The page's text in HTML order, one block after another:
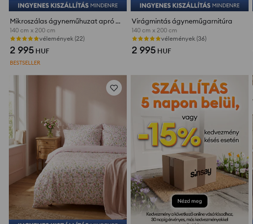
Mikroszálas ágyneműhuzat apró növényi mintával
140 cm x 200 cm
vélemények (22)
2 995 HUF
BESTSELLER
Virágmintás ágyneműgarnitúra
140 cm x 200 cm
vélemények (36)
2 995 HUF